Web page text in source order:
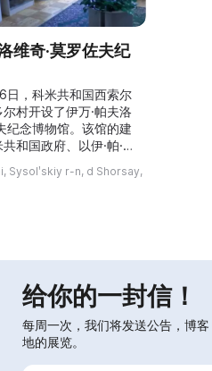
维奇·莫罗佐夫纪
日，科米共和国西索尔
村开设了伊万·帕夫洛
纪念博物馆。该馆的建
和国政府、以伊·帕·莫
和国公益基金、西索尔
门及其家人的支持。博物
他的人们的聚会。
日，博物...
Sysolʹskiy r-n, d Shorsay,
给你的一封信！
每周一次，我们将发送公告，博
地的展览。